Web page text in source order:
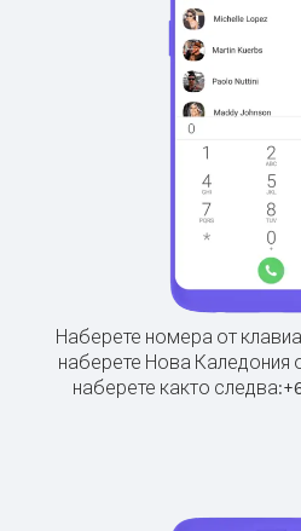
Наберете номера от
наберете Нова Каледония
наберете както следва:+